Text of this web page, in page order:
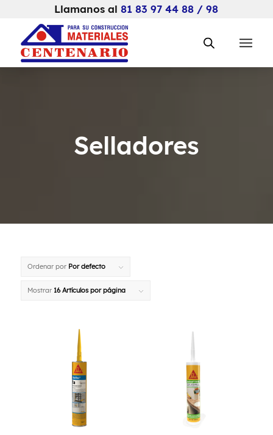
Llamanos al81 83 97 44 88 / 98
Selladores
Ordenar por Por defecto
Mostrar 16 Artículos por página